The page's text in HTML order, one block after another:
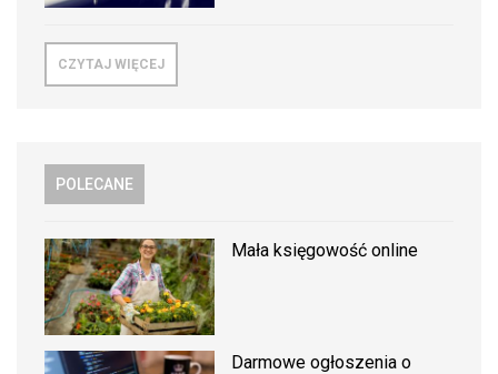
CZYTAJ WIĘCEJ
POLECANE
Mała księgowość online
Darmowe ogłoszenia o